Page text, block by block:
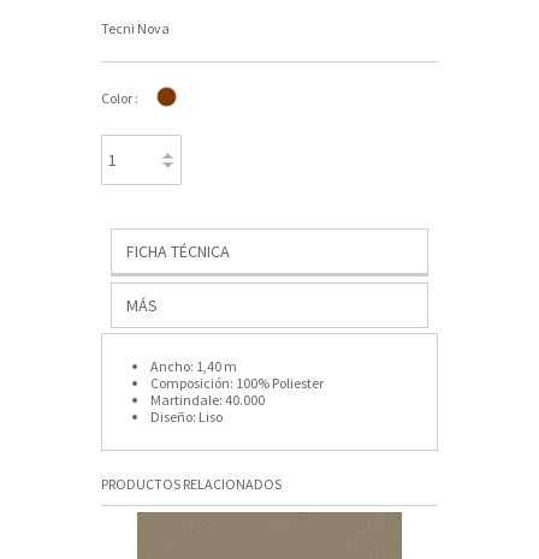
Tecni Nova
Color :
FICHA TÉCNICA
MÁS
Ancho: 1,40 m
Composición: 100% Poliester
Martindale: 40.000
Diseño: Liso
PRODUCTOS RELACIONADOS